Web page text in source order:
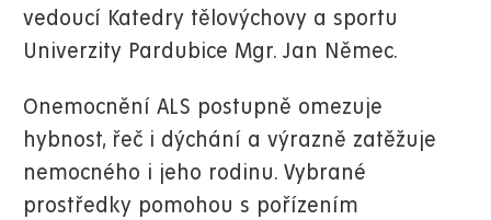
vedoucí Katedry tělovýchovy a sportu
Univerzity Pardubice Mgr. Jan Němec.
Onemocnění ALS postupně omezuje
hybnost, řeč i dýchání a výrazně zatěžuje
nemocného i jeho rodinu. Vybrané
prostředky pomohou s pořízením